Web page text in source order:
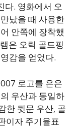
다. 영화에서 오
났을 때 사용한
안쪽에 장착했
은 오릭 골드핑
감을 얻었다.
로고를 은은
우산과 동일하
한 뒷문 우산, 골
이자 주기율표